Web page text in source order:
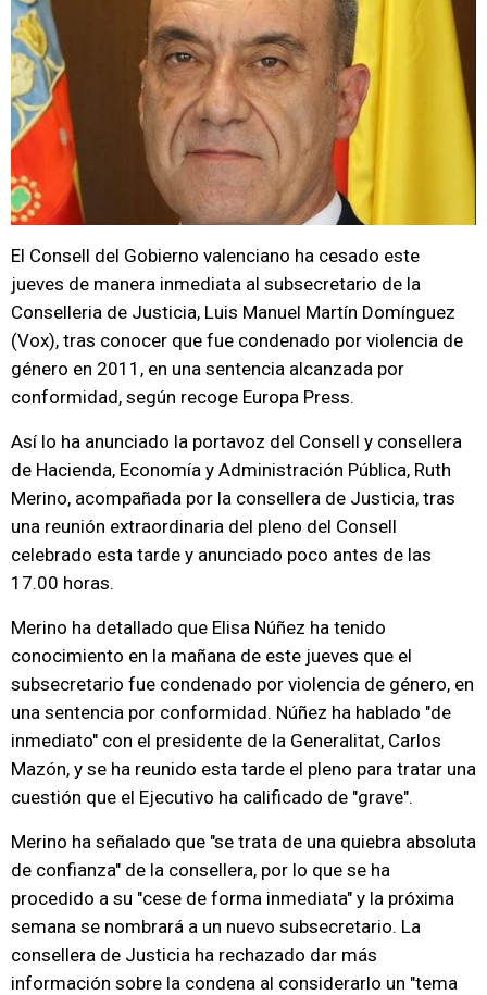
El Consell del Gobierno valenciano ha cesado este
jueves de manera inmediata al subsecretario de la
Conselleria de Justicia, Luis Manuel Martín Domínguez
(Vox), tras conocer que fue condenado por violencia de
género en 2011, en una sentencia alcanzada por
conformidad, según recoge Europa Press.
Así lo ha anunciado la portavoz del Consell y consellera
de Hacienda, Economía y Administración Pública, Ruth
Merino, acompañada por la consellera de Justicia, tras
una reunión extraordinaria del pleno del Consell
celebrado esta tarde y anunciado poco antes de las
17.00 horas.
Merino ha detallado que Elisa Núñez ha tenido
conocimiento en la mañana de este jueves que el
subsecretario fue condenado por violencia de género, en
una sentencia por conformidad. Núñez ha hablado "de
inmediato" con el presidente de la Generalitat, Carlos
Mazón, y se ha reunido esta tarde el pleno para tratar una
cuestión que el Ejecutivo ha calificado de "grave".
Merino ha señalado que "se trata de una quiebra absoluta
de confianza" de la consellera, por lo que se ha
procedido a su "cese de forma inmediata" y la próxima
semana se nombrará a un nuevo subsecretario. La
consellera de Justicia ha rechazado dar más
información sobre la condena al considerarlo un "tema